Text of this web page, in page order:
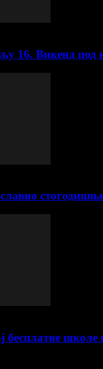
16. Викенд под
стогодишњи
бесплатне